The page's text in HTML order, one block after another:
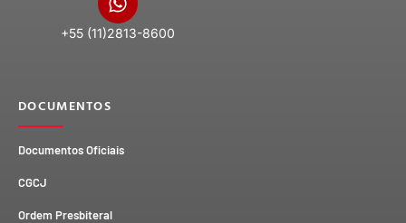
+55 (11)2813-8600
DOCUMENTOS
Documentos Oficiais
CGCJ
Ordem Presbiteral